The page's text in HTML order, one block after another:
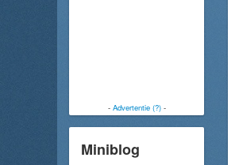
- Advertentie (?)-
Miniblog